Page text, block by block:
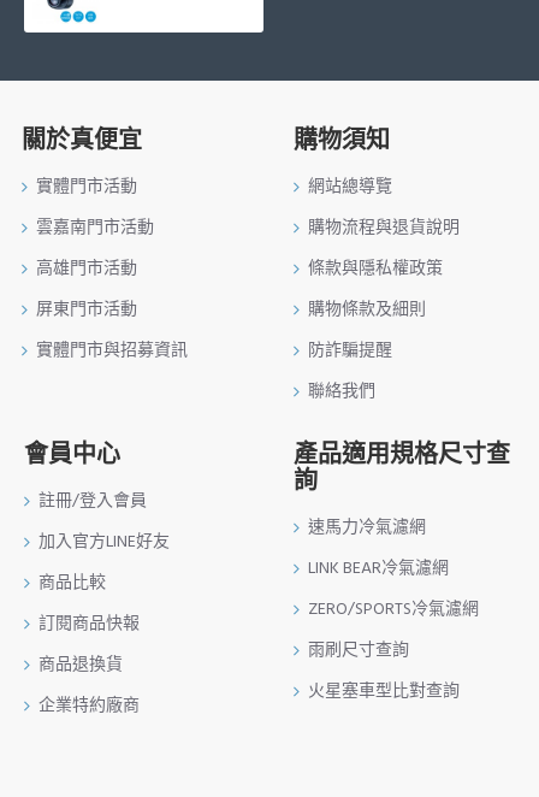
關於真便宜
實體門市活動
雲嘉南門市活動
高雄門市活動
屏東門市活動
實體門市與招募資訊
購物須知
網站總導覽
購物流程與退貨說明
條款與隱私權政策
購物條款及細則
防詐騙提醒
聯絡我們
會員中心
註冊/登入會員
加入官方LINE好友
商品比較
訂閱商品快報
商品退換貨
企業特約廠商
產品適用規格尺寸查
詢
速馬力冷氣濾網
LINK BEAR冷氣濾網
ZERO/SPORTS冷氣濾網
雨刷尺寸查詢
火星塞車型比對查詢